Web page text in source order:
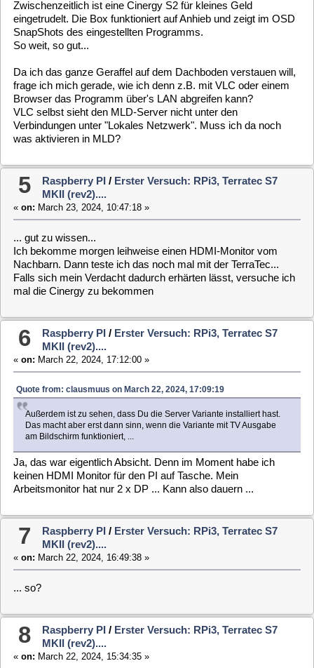
Ich bekomme morgen leihweise einen HDMI-Monitor vom
Nachbarn. Dann teste ich das noch mal mit der TerraTec...
Falls sich mein Verdacht dadurch erhärten lässt, versuche ich
mal die Cinergy zu bekommen
6 Raspberry PI/ Erster Versuch: RPi3, Terratec S7
MKII (rev2)....
«on:March 22, 2024, 17:12:00 »
Quote from: clausmuus on March 22, 2024, 17:09:19
Außerdem ist zu sehen, dass Du die Server Variante installiert hast.
Ja, das war eigentlich Absicht. Denn im Moment habe ich
keinen HDMI Monitor für den PI auf Tasche. Mein
Arbeitsmonitor hat nur 2 x DP ... Kann also dauern ...
7 Raspberry PI/
MKII (rev2)....
«on:March 22, 2024, 16:49:38 »
... so?
8 Raspberry PI/Erster Versuch: RPi3, Terratec S7
MKII (rev2)....
on:March 22, 2024, 15:34:35 »
Falls das tatsächlich an der Box/Treiber liegt (unter WIN macht
ist von den Folgenden zu halten? Viel Auswahl gibt es ja nicht
mehr ...
https://www.ebay.de/itm/166653468177
9 Raspberry PI/Erster Versuch: RPi3, Terratec S7
MKII (rev2)....
... komische Sache...
Ich habe es jetzt nochmal versucht und erhalte nach der
Installation und Aufruf der WebGUI die angehängte Ansicht.
Dabei fällt auf, das DVB von selbst wieder abgewählt ist. Auch
unter "VDR-OSD" ist nichts zu sehen und es lässt sich auch
nichts aufklappen...
die per DHCP und Broadcast bekannt gegeben werden. Gab
es bisher bei keinem der Systeme Probleme mit. Daher mag
ich das ausschließen wollen. Aber da es nu weg is, is ja alles
in Butter...